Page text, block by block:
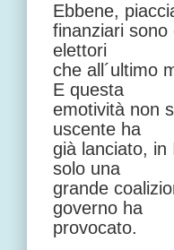
Ebbene,
finanziari sono
elettori
che all´ultimo
E questa
emotività non
uscente ha
già lanciato, in
solo una
grande
governo ha
provocato.